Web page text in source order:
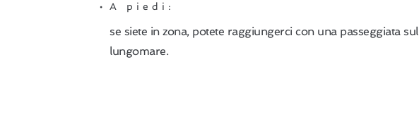
A piedi:
se siete in zona, potete raggiungerci con una passeggiata sul
lungomare.